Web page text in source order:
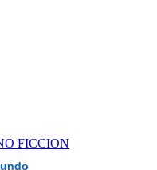
FICCION